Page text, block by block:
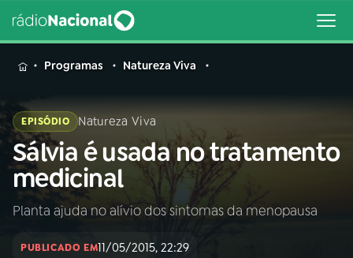
MENU
Buscar
na
Rádio
Nacional
Buscar
Programas Natureza Viva
EPISÓDIO Natureza Viva
Sálvia é usada no tratamento
medicinal
Planta ajuda no alívio dos sintomas da menopausa
PUBLICADO EM11/05/2015, 22:29